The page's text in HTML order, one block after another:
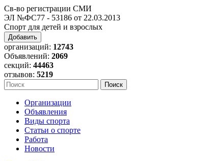
Св-во регистрации СМИ
ЭЛ №ФС77 - 53186 от 22.03.2013
Спорт для детей и взрослых
Добавить
организаций: 12743
Объявлений: 2069
секций: 44463
отзывов: 5219
Организации
Объявления
Виды спорта
Статьи о спорте
Работа
Новости